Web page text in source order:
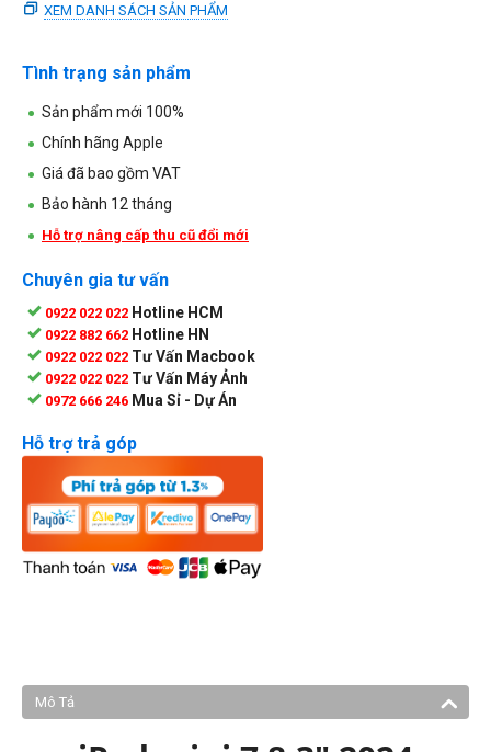
XEM DANH SÁCH SẢN PHẨM
Tình trạng sản phẩm
Sản phẩm mới 100%
Chính hãng Apple
Giá đã bao gồm VAT
Bảo hành 12 tháng
Hỗ trợ nâng cấp thu cũ đổi mới
Chuyên gia tư vấn
0922 022 022 Hotline HCM
0922 882 662 Hotline HN
0922 022 022 Tư Vấn Macbook
0922 022 022 Tư Vấn Máy Ảnh
0972 666 246 Mua Sỉ - Dự Án
Hỗ trợ trả góp
Mô Tả